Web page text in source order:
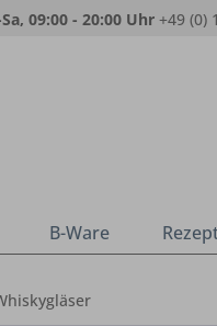
09:00 - 20:00 Uhr +49 (0)
B-Ware